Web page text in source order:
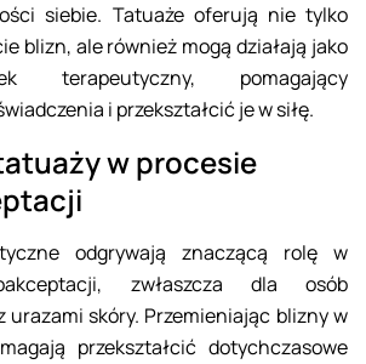
siebie. Tatuaże oferują nie tylko
blizn, ale również mogą działają jako
terapeutyczny, pomagający
i przekształcić je w siłę.
w procesie
odgrywają znaczącą rolę w
zwłaszcza dla osób
urazami skóry. Przemieniając blizny w
przekształcić dotychczasowe